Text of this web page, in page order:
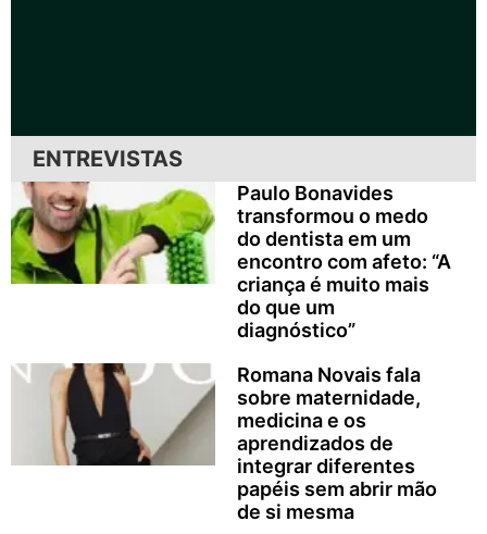
ENTREVISTAS
Paulo Bonavides
transformou o medo
do dentista em um
encontro com afeto: “A
criança é muito mais
do que um
diagnóstico”
Romana Novais fala
sobre maternidade,
medicina e os
aprendizados de
integrar diferentes
papéis sem abrir mão
de si mesma